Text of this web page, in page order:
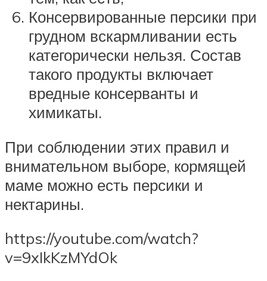
Консервированные персики при
грудном вскармливании есть
категорически нельзя. Состав
такого продукты включает
вредные консерванты и
химикаты.
При соблюдении этих правил и
внимательном выборе, кормящей
маме можно есть персики и
нектарины.
https://youtube.com/watch?
v=9xIkKzMYdOk